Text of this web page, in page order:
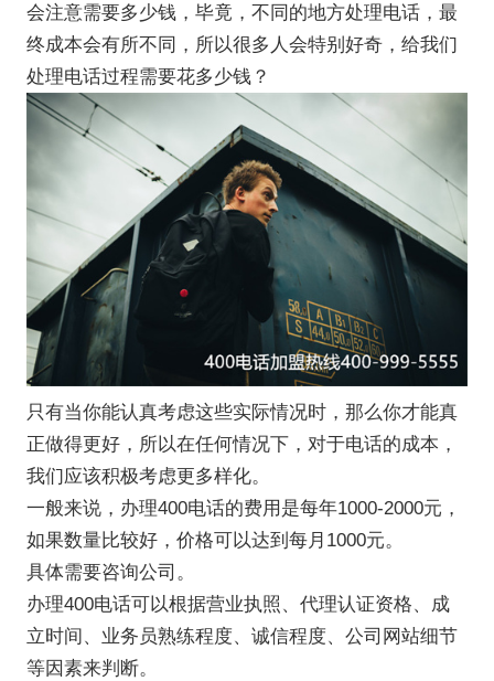
会注意需要多少钱，毕竟，不同的地方处理电话，最
终成本会有所不同，所以很多人会特别好奇，给我们
处理电话过程需要花多少钱？
只有当你能认真考虑这些实际情况时，那么你才能真
正做得更好，所以在任何情况下，对于电话的成本，
我们应该积极考虑更多样化。
一般来说，办理400电话的费用是每年1000-2000元，
如果数量比较好，价格可以达到每月1000元。
具体需要咨询公司。
办理400电话可以根据营业执照、代理认证资格、成
立时间、业务员熟练程度、诚信程度、公司网站细节
等因素来判断。